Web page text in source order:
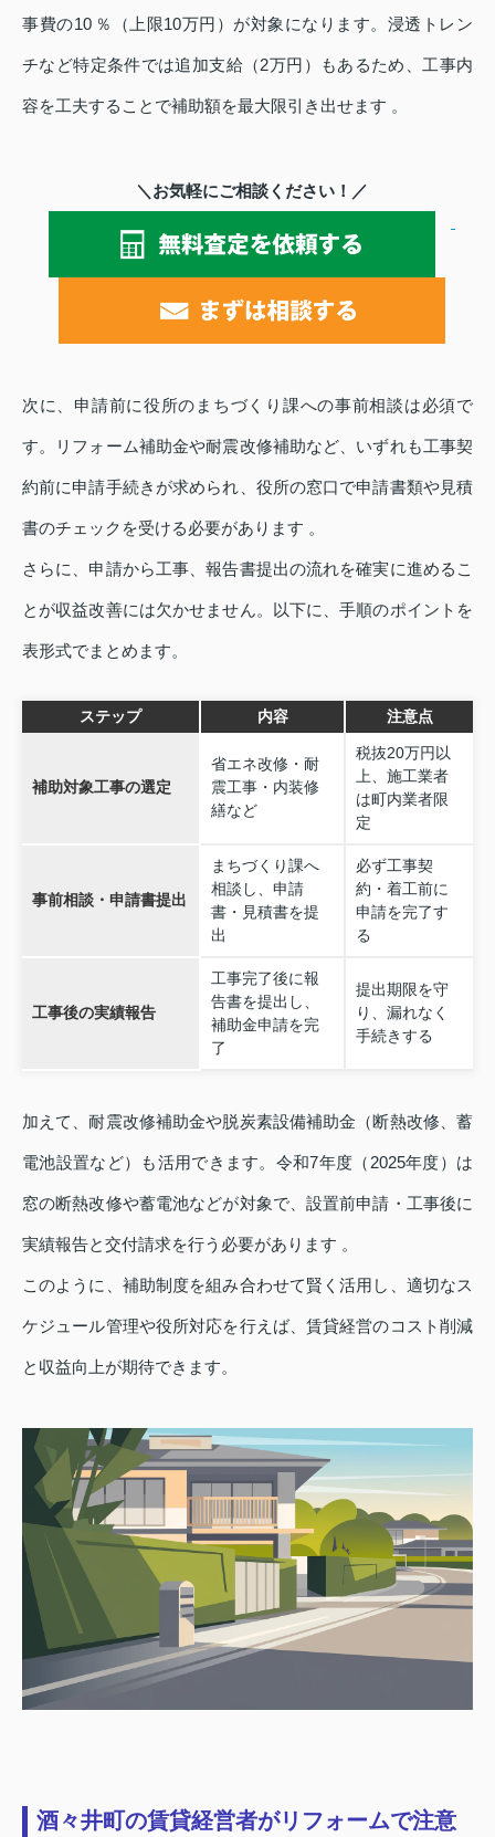
事費の10 ％（上限10万円）が対象になります。浸透トレン
チなど特定条件では追加支給（2万円）もあるため、工事内
容を工夫することで補助額を最大限引き出せます 。
＼お気軽にご相談ください！／
次に、申請前に役所のまちづくり課への事前相談は必須で
す。リフォーム補助金や耐震改修補助など、いずれも工事契
約前に申請手続きが求められ、役所の窓口で申請書類や見積
書のチェックを受ける必要があります 。
さらに、申請から工事、報告書提出の流れを確実に進めるこ
とが収益改善には欠かせません。以下に、手順のポイントを
表形式でまとめます。
ステップ 内容 注意点
補助対象工事の選定
省エネ改修・耐
震工事・内装修
繕など
税抜20万円以
上、施工業者
は町内業者限
定
事前相談・申請書提出
まちづくり課へ
相談し、申請
書・見積書を提
出
必ず工事契
約・着工前に
申請を完了す
る
工事後の実績報告
工事完了後に報
告書を提出し、
補助金申請を完
了
提出期限を守
り、漏れなく
手続きする
加えて、耐震改修補助金や脱炭素設備補助金（断熱改修、蓄
電池設置など）も活用できます。令和7年度（2025年度）は
窓の断熱改修や蓄電池などが対象で、設置前申請・工事後に
実績報告と交付請求を行う必要があります 。
このように、補助制度を組み合わせて賢く活用し、適切なス
ケジュール管理や役所対応を行えば、賃貸経営のコスト削減
と収益向上が期待できます。
酒々井町の賃貸経営者がリフォームで注意